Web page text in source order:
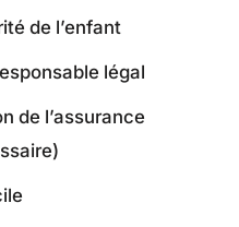
de l’enfant
légal
de l’assurance